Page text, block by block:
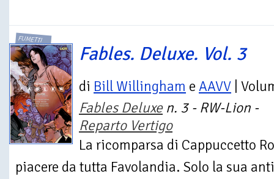
FUMETTI
Fables. Deluxe. Vol. 3
di Bill Willingham e AAVV |
Fables Deluxen. 3 - RW-Lion -
Reparto Vertigo
La ricomparsa di Cappuccetto
piacere da tutta Favolandia. Solo la sua